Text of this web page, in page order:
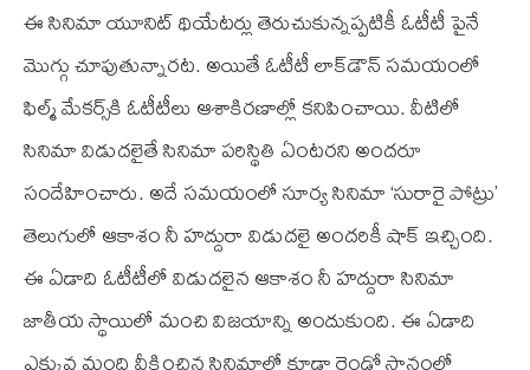
ఈ సినిమా యూనిట్ థియేటర్లు తెరుచుకున్నప్పటికీ ఓటీటీ పైనే
మొగ్గు చూపుతున్నారట. అయితే ఓటీటీ లాక్‌డౌన్ సమయంలో
ఫిల్మ్ మేకర్స్‌కి ఓటీటీలు ఆశాకిరణాల్లో కనిపించాయి. వీటిలో
సినిమా విడుదలైతే సినిమా పరిస్థితి ఏంటరని అందరూ
సందేహించారు. అదే సమయంలో సూర్య సినిమా ‘సురారై పోట్రు’
తెలుగులో ఆకాశం నీ హద్దురా విడుదలై అందరికీ షాక్ ఇచ్చింది.
ఈ ఏడాది ఓటీటీలో విడుదలైన ఆకాశం నీ హద్దురా సినిమా
జాతీయ స్థాయిలో మంచి విజయాన్ని అందుకుంది. ఈ ఏడాది